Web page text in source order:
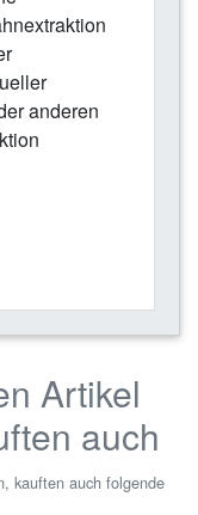
anderen
Artikel
auch
kauften auch folgende